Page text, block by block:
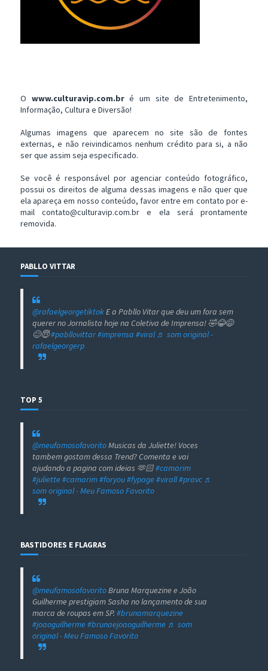
O www.culturavip.com.bré um site de Entretenimento,
Informação, Cultura e Diversão!
Algumas imagens que aparecem no site são de fontes
externas, e não reivindicamos nenhum crédito para si, a não
ser que assim seja especificado.
Se você é responsável por agenciar conteúdo fotográfico,
possui os direitos de alguma dessas imagens e não quer que
ela apareça em nosso conteúdo, favor entre em contato por e-
mail contato@culturavip.com.br e ela será prontamente
removida.
PABLLO VITTAR
@rafaelgeorgetiktokE a Pabllo Vitar que deu um fora sem
querer no Jornalista hoje na Coletiva de Imprensa! 🤣😂😅
😊😇#pabllovittar#imprensa #viral ♬ som original -
rafaelgeorgerp
TOP 5
@meufamosofavoritoMusicas da Juliette! Voces
tambem gostam dessa Trend? Comenta e vai
ajudando a pagina com ideias 🫶🏻#camarim
#juliette#camarim#foryou#fypage#virall#pravc ♬
som original - Meu Famoso Favorito
BASTIDORES E FLAGRAS
@meufamosofavoritoBruna Marquezine e João
Guilherme prestigiam Sasha no lançamento de sua
marca de roupas em SP. #brunamarquezine
#joaoguilherme#brunaejoaoguilherme ♬ som
original - Meu Famoso Favorito